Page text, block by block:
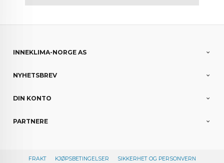
INNEKLIMA-NORGE AS
NYHETSBREV
DIN KONTO
PARTNERE
FRAKT KJØPSBETINGELSER SIKKERHET OG PERSONVERN